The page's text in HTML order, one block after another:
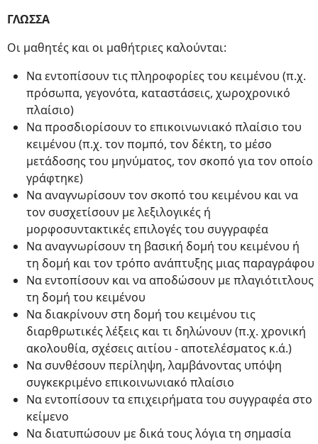
ΓΛΩΣΣΑ
Οι μαθητές και οι μαθήτριες καλούνται:
Να εντοπίσουν τις πληροφορίες του κειμένου (π.χ.
πρόσωπα, γεγονότα, καταστάσεις, χωροχρονικό
πλαίσιο)
Να προσδιορίσουν το επικοινωνιακό πλαίσιο του
κειμένου (π.χ. τον πομπό, τον δέκτη, το μέσο
μετάδοσης του μηνύματος, τον σκοπό για τον οποίο
γράφτηκε)
Να αναγνωρίσουν τον σκοπό του κειμένου και να
τον συσχετίσουν με λεξιλογικές ή
μορφοσυντακτικές επιλογές του συγγραφέα
Να αναγνωρίσουν τη βασική δομή του κειμένου ή
τη δομή και τον τρόπο ανάπτυξης μιας παραγράφου
Να εντοπίσουν και να αποδώσουν με πλαγιότιτλους
τη δομή του κειμένου
Να διακρίνουν στη δομή του κειμένου τις
διαρθρωτικές λέξεις και τι δηλώνουν (π.χ. χρονική
ακολουθία, σχέσεις αιτίου - αποτελέσματος κ.ά.)
Να συνθέσουν περίληψη, λαμβάνοντας υπόψη
συγκεκριμένο επικοινωνιακό πλαίσιο
Να εντοπίσουν τα επιχειρήματα του συγγραφέα στο
κείμενο
Να διατυπώσουν με δικά τους λόγια τη σημασία